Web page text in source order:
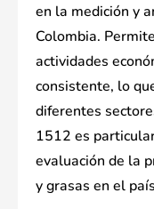
en la medición y
Colombia.
actividades
consistente, lo
diferentes
1512 es
evaluación de la
y grasas en el